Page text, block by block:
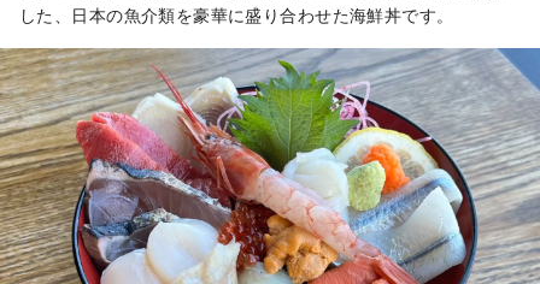
した、日本の魚介類を豪華に盛り合わせた海鮮丼です。